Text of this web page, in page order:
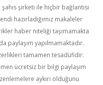
şirketi ile hiçbir bağlantısı
hazırladığımız makaleler
haber niteliği taşımamakta
paylaşım yapılmamaktadır.
tamamen tesadüfidir.
ücretsiz bir bilgi paylaşım
aykırı olduğunu